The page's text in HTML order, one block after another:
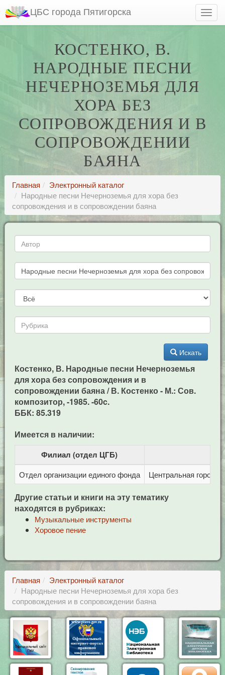
ЦБС города Пятигорска
КОСТЕНКО, В.
НАРОДНЫЕ ПЕСНИ
НЕЧЕРНОЗЕМЬЯ ДЛЯ
ХОРА БЕЗ
СОПРОВОЖДЕНИЯ И В
СОПРОВОЖДЕНИИ
БАЯНА
Главная
Электронный каталог
Народные песни Нечерноземья для хора без
сопровождения и в сопровождении баяна
Искать
Костенко, В. Народные песни Нечерноземья
для хора без сопровождения и в
сопровождении баяна / В. Костенко - М.: Сов.
композитор, -1985. -60c.
ББК: 85.319
Имеется в наличии:
Филиал (отдел ЦГБ)
Отдел организации единого фонда Центральная
Другие статьи и книги на эту тематику
находятся в рубриках:
Музыкальные инструменты
Хоровое пение
Главная
Электронный каталог
Народные песни Нечерноземья для хора без
сопровождения и в сопровождении баяна